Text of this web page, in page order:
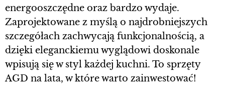
energooszczędne oraz bardzo wydaje.
Zaprojektowane z myślą o najdrobniejszych
szczegółach zachwycają funkcjonalnością, a
dzięki eleganckiemu wyglądowi doskonale
wpisują się w styl każdej kuchni. To sprzęty
AGD na lata, w które warto zainwestować!